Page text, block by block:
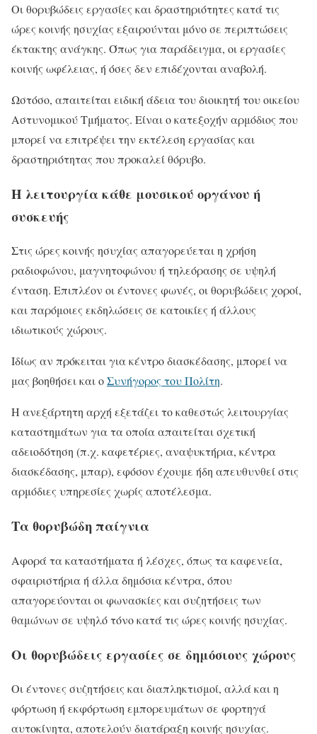
Οι θορυβώδεις εργασίες και δραστηριότητες κατά τις
ώρες κοινής ησυχίας εξαιρούνται μόνο σε περιπτώσεις
έκτακτης ανάγκης. Όπως για παράδειγμα, οι εργασίες
κοινής ωφέλειας, ή όσες δεν επιδέχονται αναβολή.
Ωστόσο, απαιτείται ειδική άδεια του διοικητή του οικείου
Αστυνομικού Τμήματος. Είναι ο κατεξοχήν αρμόδιος που
μπορεί να επιτρέψει την εκτέλεση εργασίας και
δραστηριότητας που προκαλεί θόρυβο.
Η λειτουργία κάθε μουσικού οργάνου ή
συσκευής
Στις ώρες κοινής ησυχίας απαγορεύεται η χρήση
ραδιοφώνου, μαγνητοφώνου ή τηλεόρασης σε υψηλή
ένταση. Επιπλέον οι έντονες φωνές, οι θορυβώδεις χοροί,
και παρόμοιες εκδηλώσεις σε κατοικίες ή άλλους
ιδιωτικούς χώρους.
Ιδίως αν πρόκειται για κέντρο διασκέδασης, μπορεί να
μας βοηθήσει και οΣυνήγορος του Πολίτη.
Η ανεξάρτητη αρχή εξετάζει το καθεστώς λειτουργίας
καταστημάτων για τα οποία απαιτείται σχετική
αδειοδότηση (π.χ. καφετέριες, αναψυκτήρια, κέντρα
διασκέδασης, μπαρ), εφόσον έχουμε ήδη απευθυνθεί στις
αρμόδιες υπηρεσίες χωρίς αποτέλεσμα.
Τα θορυβώδη παίγνια
Αφορά τα καταστήματα ή λέσχες, όπως τα καφενεία,
σφαιριστήρια ή άλλα δημόσια κέντρα, όπου
απαγορεύονται οι φωνασκίες και συζητήσεις των
θαμώνων σε υψηλό τόνο κατά τις ώρες κοινής ησυχίας.
Οι θορυβώδεις εργασίες σε δημόσιους χώρους
Οι έντονες συζητήσεις και διαπληκτισμοί, αλλά και η
φόρτωση ή εκφόρτωση εμπορευμάτων σε φορτηγά
αυτοκίνητα, αποτελούν διατάραξη κοινής ησυχίας.